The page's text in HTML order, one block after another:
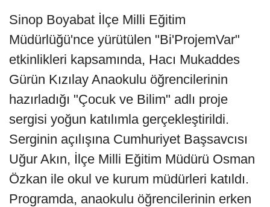
Sinop Boyabat İlçe Milli Eğitim
Müdürlüğü'nce yürütülen "Bi'ProjemVar"
etkinlikleri kapsamında, Hacı Mukaddes
Gürün Kızılay Anaokulu öğrencilerinin
hazırladığı "Çocuk ve Bilim" adlı proje
sergisi yoğun katılımla gerçekleştirildi.
Serginin açılışına Cumhuriyet Başsavcısı
Uğur Akın, İlçe Milli Eğitim Müdürü Osman
Özkan ile okul ve kurum müdürleri katıldı.
Programda, anaokulu öğrencilerinin erken